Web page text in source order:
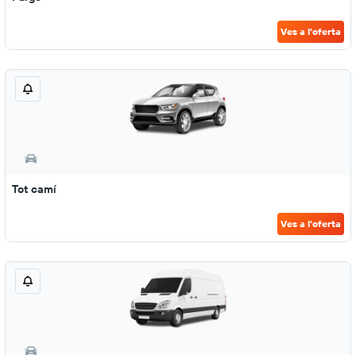
Ves a l'oferta
Tot camí
Ves a l'oferta